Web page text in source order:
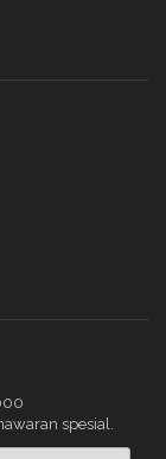
spesial.